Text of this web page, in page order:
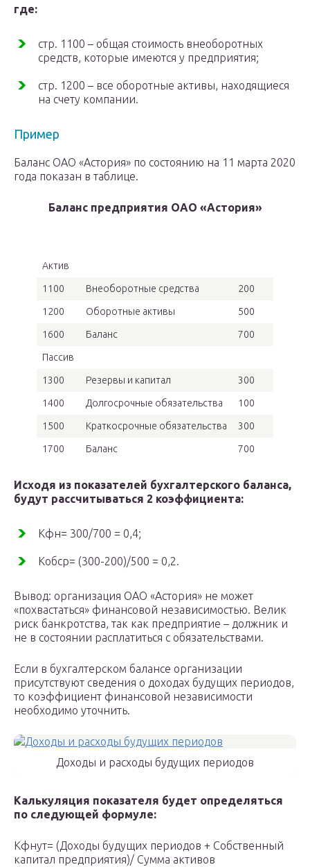
где:
стр. 1100 – общая стоимость внеоборотных
средств, которые имеются у предприятия;
стр. 1200 – все оборотные активы, находящиеся
на счету компании.
Пример
Баланс ОАО «Астория» по состоянию на 11 марта 2020
года показан в таблице.
Баланс предприятия ОАО «Астория»
Актив
1100 Внеоборотные средства 200
1200 Оборотные активы 500
1600 Баланс 700
Пассив
1300 Резервы и капитал 300
1400 Долгосрочные обязательства 100
1500 Краткосрочные обязательства 300
1700 Баланс 700
Исходя из показателей бухгалтерского баланса,
будут рассчитываться 2 коэффициента:
Кфн= 300/700 = 0,4;
Кобср= (300-200)/500 = 0,2.
Вывод: организация ОАО «Астория» не может
«похвастаться» финансовой независимостью. Велик
риск банкротства, так как предприятие – должник и
не в состоянии расплатиться с обязательствами.
Если в бухгалтерском балансе организации
присутствуют сведения о доходах будущих периодов,
то коэффициент финансовой независимости
необходимо уточнить.
Доходы и расходы будущих периодов
Калькуляция показателя будет определяться
по следующей формуле:
Кфнут= (Доходы будущих периодов + Собственный
капитал предприятия)/ Сумма активов